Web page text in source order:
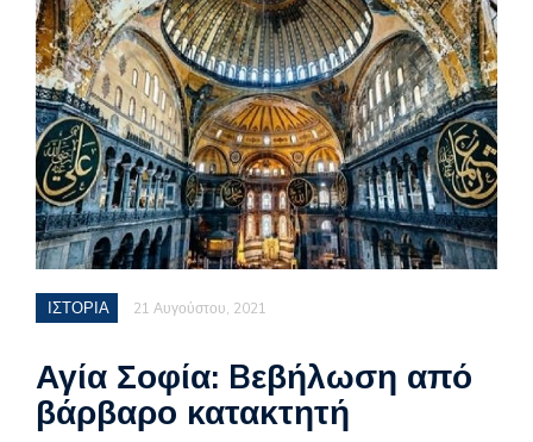
ΙΣΤΟΡΙΑ 21 Αυγούστου, 2021
Αγία Σοφία: Bεβήλωση από
βάρβαρο κατακτητή